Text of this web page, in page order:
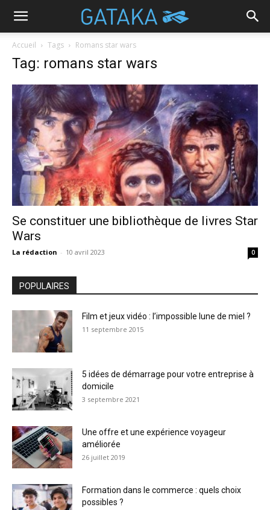
Accueil Tags Romans star wars
Tag: romans star wars
Se constituer une bibliothèque de livres Star
Wars
La rédaction - 10 avril 2023 0
POPULAIRES
Film et jeux vidéo : l’impossible lune de miel ?
11 septembre 2015
5 idées de démarrage pour votre entreprise à
domicile
3 septembre 2021
Une offre et une expérience voyageur
améliorée
26 juillet 2019
Formation dans le commerce : quels choix
possibles ?